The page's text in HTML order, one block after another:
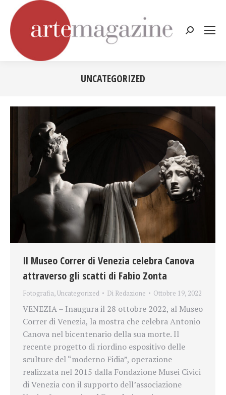
Cerca:
UNCATEGORIZED
Il Museo Correr di Venezia celebra Canova
attraverso gli scatti di Fabio Zonta
Fotografia,Uncategorized Di Redazione Ottobre 19, 2022
VENEZIA – Inaugura il 28 ottobre 2022, al Museo
Correr di Venezia, la mostra che celebra Antonio
Canova nel bicentenario della sua morte. Il
recente progetto di riordino espositivo delle
sculture del “moderno Fidia”, operazione
realizzata nel 2015 dalla Fondazione Musei Civici
di Venezia con il supporto dell’associazione